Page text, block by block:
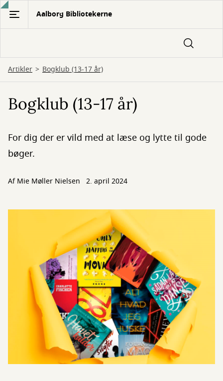
Gå
hovedindhold
Aalborg Bibliotekerne
Artikler Bogklub (13-17 år)
Bogklub (13-17 år)
For dig der er vild med at læse og lytte til gode
bøger.
AfMie Møller Nielsen 2. april 2024